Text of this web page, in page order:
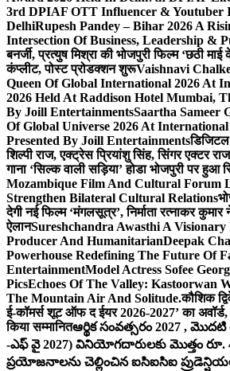
3rd DPIAF OTT Influencer & Youtuber
DelhiRupesh Pandey – Bihar 2026 A
Intersection Of Business, Leadership &
बनर्जी, प्रत्युष मिश्रा की भोजपुरी फिल्म ‘छठी
कंप्लीट, पोस्ट प्रोडक्शन शुरूVaishnavi
Queen Of Global International 2026 At
2026 Held At Raddison Hotel Mumbai,
By Joill EntertainmentsSaartha Sameer
Of Global Universe 2026 At
Presented By Joill Entertainmentsडिजिटल
शिल्पी राज, एक्ट्रेस प्रियांशु सिंह, सिंगर एक्टर
गाना ‘सिल्क वाली सड़िया’ होडा भोजपुरी पर हुआ
Mozambique Film And Cultural Forum
Strengthen Bilateral Cultural Relations
देगी नई फिल्म ‘मंगलसूत्र’, निर्माता रत्नाकर कुमार
ऐलानSureshchandra Awasthi A
Producer And HumanitarianDeepak
Powerhouse Redefining The Future Of
EntertainmentModel Actress Sofee
PicsEchoes Of The Valley: Kastoorwan
The Mountain Air And Solitude.कौशिक
ई-कॉमर्स शूट ऑफ द ईयर 2026-2027’ का
किया सम्मानितఆర్థిక సంవత్సరం 2027 ,
-ఎఫ్ వై 2027) వినియోగదారులకు మొత్తం రూ.
ప్రయోజనాలను చెల్లించిన ఐసిఐసిఐ